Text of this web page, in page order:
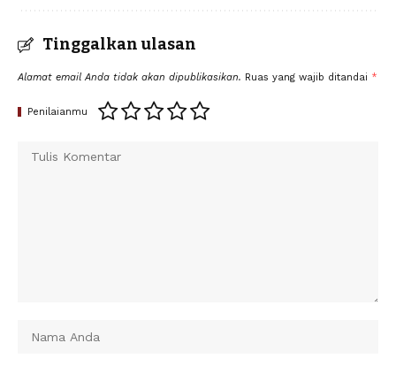
Tinggalkan ulasan
Alamat email Anda tidak akan dipublikasikan. Ruas yang wajib ditandai *
Penilaianmu